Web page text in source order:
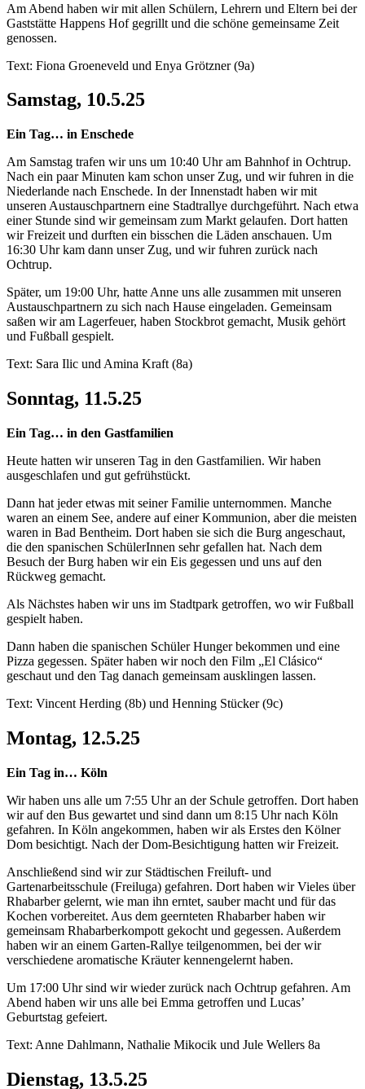
Am Abend haben wir mit allen Schülern, Lehrern und Eltern bei der
Gaststätte Happens Hof gegrillt und die schöne gemeinsame Zeit
genossen.
Text: Fiona Groeneveld und Enya Grötzner (9a)
Samstag, 10.5.25
Ein Tag… in Enschede
Am Samstag trafen wir uns um 10:40 Uhr am Bahnhof in Ochtrup.
Nach ein paar Minuten kam schon unser Zug, und wir fuhren in die
Niederlande nach Enschede. In der Innenstadt haben wir mit
unseren Austauschpartnern eine Stadtrallye durchgeführt. Nach etwa
einer Stunde sind wir gemeinsam zum Markt gelaufen. Dort hatten
wir Freizeit und durften ein bisschen die Läden anschauen. Um
16:30 Uhr kam dann unser Zug, und wir fuhren zurück nach
Ochtrup.
Später, um 19:00 Uhr, hatte Anne uns alle zusammen mit unseren
Austauschpartnern zu sich nach Hause eingeladen. Gemeinsam
saßen wir am Lagerfeuer, haben Stockbrot gemacht, Musik gehört
und Fußball gespielt.
Text: Sara Ilic und Amina Kraft (8a)
Sonntag, 11.5.25
Ein Tag… in den Gastfamilien
Heute hatten wir unseren Tag in den Gastfamilien. Wir haben
ausgeschlafen und gut gefrühstückt.
Dann hat jeder etwas mit seiner Familie unternommen. Manche
waren an einem See, andere auf einer Kommunion, aber die meisten
waren in Bad Bentheim. Dort haben sie sich die Burg angeschaut,
die den spanischen SchülerInnen sehr gefallen hat. Nach dem
Besuch der Burg haben wir ein Eis gegessen und uns auf den
Rückweg gemacht.
Als Nächstes haben wir uns im Stadtpark getroffen, wo wir Fußball
gespielt haben.
Dann haben die spanischen Schüler Hunger bekommen und eine
Pizza gegessen. Später haben wir noch den Film „El Clásico“
geschaut und den Tag danach gemeinsam ausklingen lassen.
Text: Vincent Herding (8b) und Henning Stücker (9c)
Montag, 12.5.25
Ein Tag in… Köln
Wir haben uns alle um 7:55 Uhr an der Schule getroffen. Dort haben
wir auf den Bus gewartet und sind dann um 8:15 Uhr nach Köln
gefahren. In Köln angekommen, haben wir als Erstes den Kölner
Dom besichtigt. Nach der Dom-Besichtigung hatten wir Freizeit.
Anschließend sind wir zur Städtischen Freiluft- und
Gartenarbeitsschule (Freiluga) gefahren. Dort haben wir Vieles über
Rhabarber gelernt, wie man ihn erntet, sauber macht und für das
Kochen vorbereitet. Aus dem geernteten Rhabarber haben wir
gemeinsam Rhabarberkompott gekocht und gegessen. Außerdem
haben wir an einem Garten-Rallye teilgenommen, bei der wir
verschiedene aromatische Kräuter kennengelernt haben.
Um 17:00 Uhr sind wir wieder zurück nach Ochtrup gefahren. Am
Abend haben wir uns alle bei Emma getroffen und Lucas’
Geburtstag gefeiert.
Text: Anne Dahlmann, Nathalie Mikocik und Jule Wellers 8a
Dienstag, 13.5.25